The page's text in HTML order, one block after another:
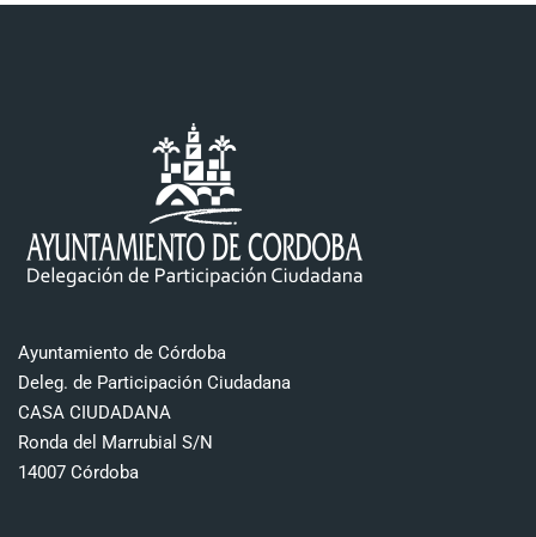
Ayuntamiento de Córdoba
Deleg. de Participación Ciudadana
CASA CIUDADANA
Ronda del Marrubial S/N
14007 Córdoba